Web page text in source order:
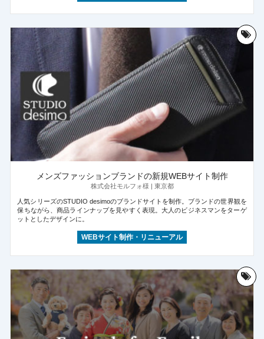
メンズファッションブランドの新規WEBサイト制作
株式会社モルフォ様 | 東京都
人気シリーズのSTUDIO desimoのブランドサイトを制作。ブランドの世界観を
保ちながら、商品ラインナップを見やすく表現。大人のビジネスマンをターゲ
ットとしたデザインに。
WEBサイト制作・リニューアル